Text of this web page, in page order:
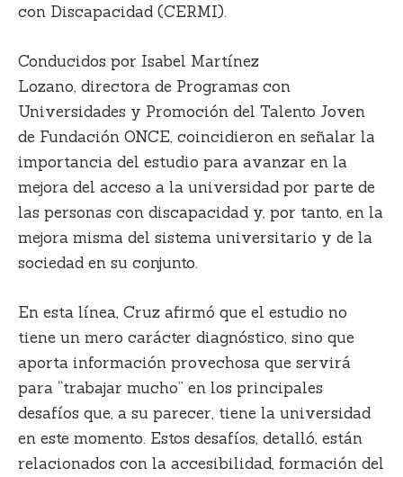
con Discapacidad (CERMI).
Conducidos por Isabel Martínez
Lozano, directora de Programas con
Universidades y Promoción del Talento Joven
de Fundación ONCE, coincidieron en señalar la
importancia del estudio para avanzar en la
mejora del acceso a la universidad por parte de
las personas con discapacidad y, por tanto, en la
mejora misma del sistema universitario y de la
sociedad en su conjunto.
En esta línea, Cruz afirmó que el estudio no
tiene un mero carácter diagnóstico, sino que
aporta información provechosa que servirá
para “trabajar mucho” en los principales
desafíos que, a su parecer, tiene la universidad
en este momento. Estos desafíos, detalló, están
relacionados con la accesibilidad, formación del